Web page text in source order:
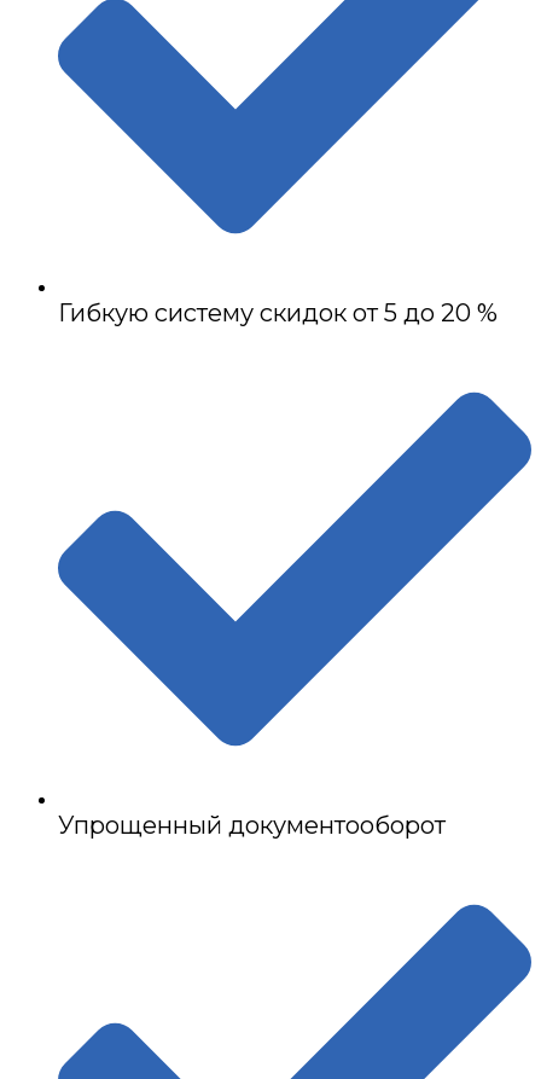
Гибкую систему скидок от 5 до 20 %
Упрощенный документооборот